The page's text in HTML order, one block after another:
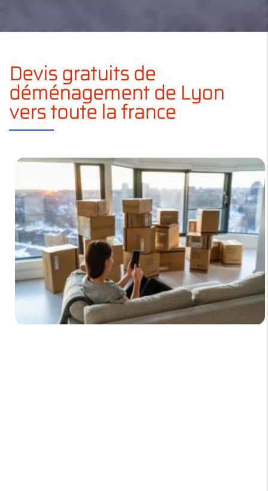
Devis gratuits de
déménagement de Lyon
vers toute la france